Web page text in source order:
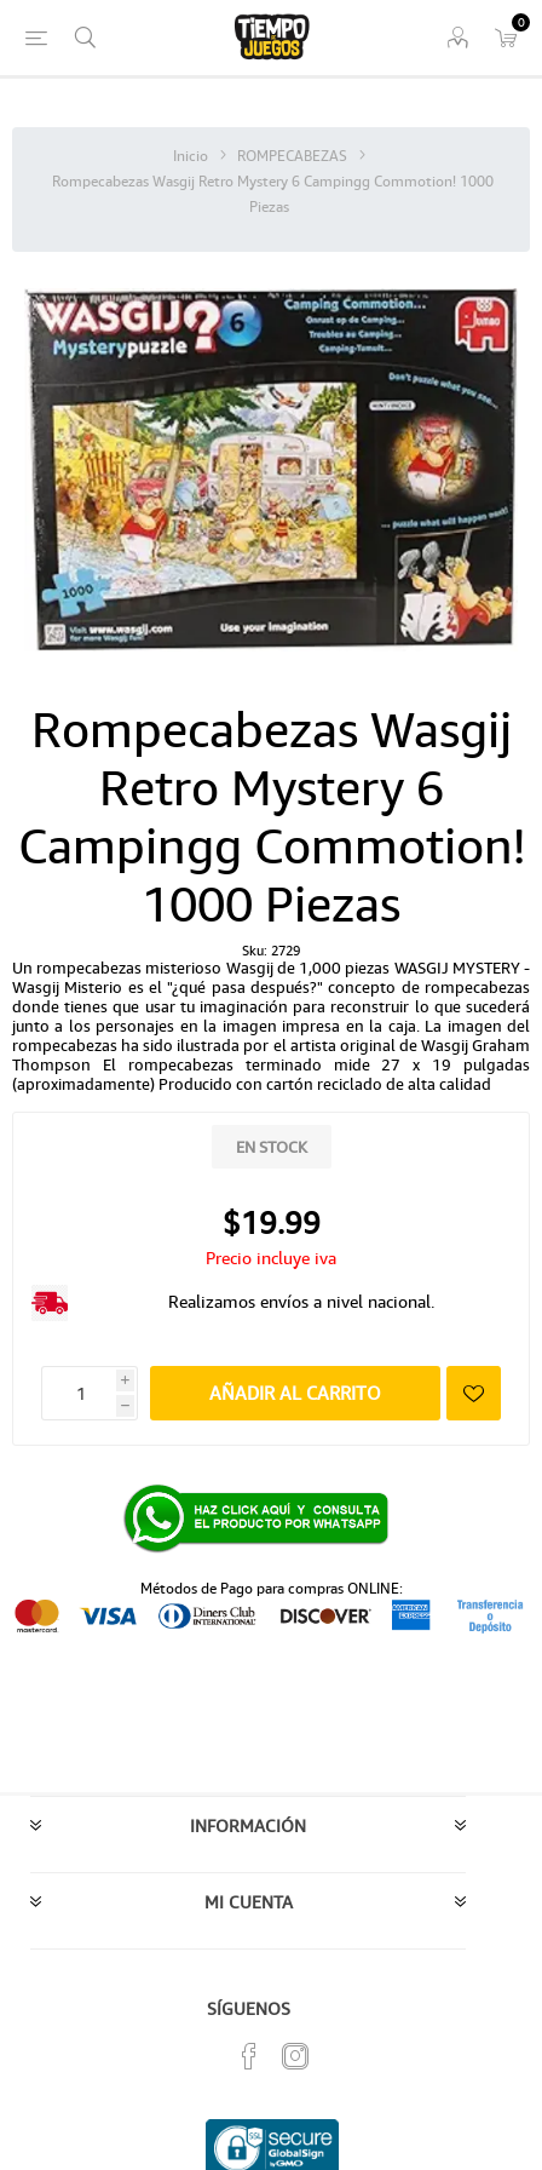
0
Inicio
ROMPECABEZAS
Rompecabezas Wasgij Retro Mystery 6 Campingg Commotion! 1000
Piezas
Rompecabezas Wasgij
Retro Mystery 6
Campingg Commotion!
1000 Piezas
Sku: 2729
Un rompecabezas misterioso Wasgij de 1,000 piezas WASGIJ MYSTERY -
Wasgij Misterio es el "¿qué pasa después?" concepto de rompecabezas
donde tienes que usar tu imaginación para reconstruir lo que sucederá
junto a los personajes en la imagen impresa en la caja. La imagen del
rompecabezas ha sido ilustrada por el artista original de Wasgij Graham
Thompson El rompecabezas terminado mide 27 x 19 pulgadas
(aproximadamente) Producido con cartón reciclado de alta calidad
EN STOCK
$19.99
Precio incluye iva
Realizamos envíos a nivel nacional.
i
h
AÑADIR AL CARRITO
Métodos de Pago para compras ONLINE:
INFORMACIÓN
MI CUENTA
SÍGUENOS